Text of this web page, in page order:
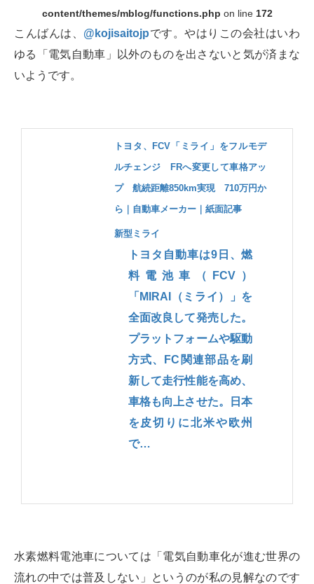
content/themes/mblog/functions.php on line 172
こんばんは、 @kojisaitojpです。やはりこの会社はいわ
ゆる「電気自動車」以外のものを出さないと気が済まな
いようです。
トヨタ、FCV「ミライ」をフルモデ
ルチェンジ FRへ変更して車格アッ
プ 航続距離850km実現 710万円か
ら｜自動車メーカー｜紙面記事
新型ミライ
トヨタ自動車は9日、燃
料電池車（FCV）
「MIRAI（ミライ）」を
全面改良して発売した。
プラットフォームや駆動
方式、FC関連部品を刷
新して走行性能を高め、
車格も向上させた。日本
を皮切りに北米や欧州
で…
水素燃料電池車については「電気自動車化が進む世界の
流れの中では普及しない」というのが私の見解なのです